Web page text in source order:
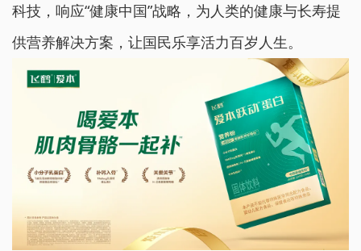
科技，响应“健康中国”战略，为人类的健康与长寿提
供营养解决方案，让国民乐享活力百岁人生。